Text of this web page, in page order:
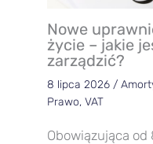
Nowe
życie – jakie
zarządzić?
8 lipca 2026 /
Prawo, VAT
Obowiązująca